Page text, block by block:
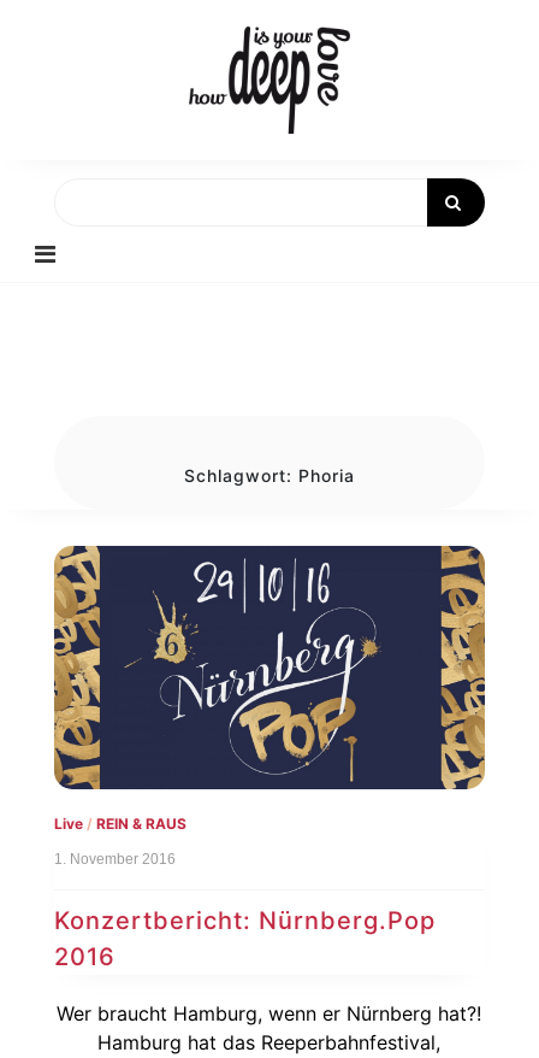
Schlagwort: Phoria
Live/ REIN & RAUS
1. November 2016
Konzertbericht: Nürnberg.Pop
2016
Wer braucht Hamburg, wenn er Nürnberg hat?!
Hamburg hat das Reeperbahnfestival,